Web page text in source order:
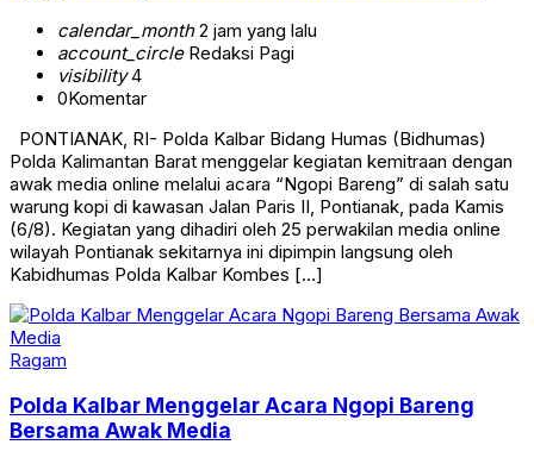
calendar_month2 jam yang lalu
account_circleRedaksi Pagi
visibility4
0Komentar
PONTIANAK, RI- Polda Kalbar Bidang Humas (Bidhumas)
Polda Kalimantan Barat menggelar kegiatan kemitraan dengan
awak media online melalui acara “Ngopi Bareng” di salah satu
warung kopi di kawasan Jalan Paris II, Pontianak, pada Kamis
(6/8). Kegiatan yang dihadiri oleh 25 perwakilan media online
wilayah Pontianak sekitarnya ini dipimpin langsung oleh
Kabidhumas Polda Kalbar Kombes […]
Ragam
Polda Kalbar Menggelar Acara Ngopi Bareng
Bersama Awak Media